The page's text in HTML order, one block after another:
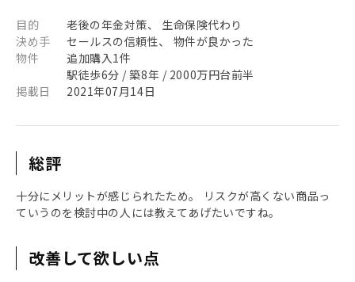
目的
老後の年金対策、 生命保険代わり
決め手
セールスの信頼性、 物件が良かった
物件
追加購入1件
駅徒歩6分 / 築8年 / 2000万円台前半
掲載日
2021年07月14日
総評
十分にメリットが感じられたため。 リスクが高くない商品っ
ていうのを検討中の人には教えてあげたいですね。
改善して欲しい点